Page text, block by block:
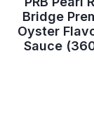
Bridge
Oyster
Sauce